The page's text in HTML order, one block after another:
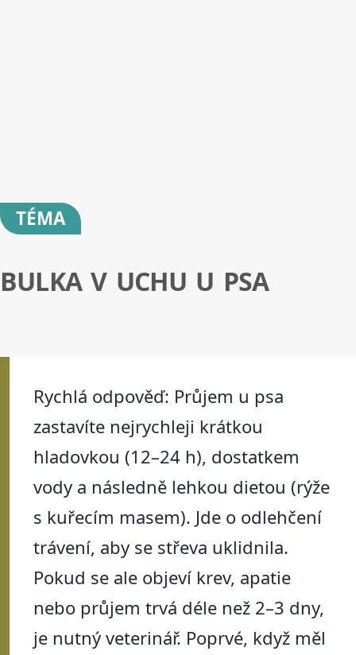
TÉMA
BULKA V UCHU U PSA
Rychlá odpověď: Průjem u psa
zastavíte nejrychleji krátkou
hladovkou (12–24 h), dostatkem
vody a následně lehkou dietou (rýže
s kuřecím masem). Jde o odlehčení
trávení, aby se střeva uklidnila.
Pokud se ale objeví krev, apatie
nebo průjem trvá déle než 2–3 dny,
je nutný veterinář. Poprvé, když měl